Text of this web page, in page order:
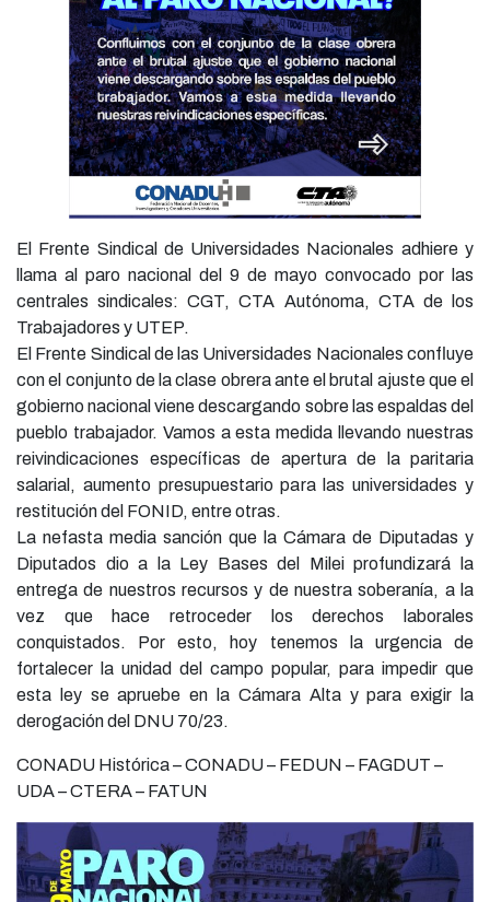
El Frente Sindical de Universidades Nacionales adhiere y
llama al paro nacional del 9 de mayo convocado por las
centrales sindicales: CGT, CTA Autónoma, CTA de los
Trabajadores y UTEP.
El Frente Sindical de las Universidades Nacionales confluye
con el conjunto de la clase obrera ante el brutal ajuste que el
gobierno nacional viene descargando sobre las espaldas del
pueblo trabajador. Vamos a esta medida llevando nuestras
reivindicaciones específicas de apertura de la paritaria
salarial, aumento presupuestario para las universidades y
restitución del FONID, entre otras.
La nefasta media sanción que la Cámara de Diputadas y
Diputados dio a la Ley Bases del Milei profundizará la
entrega de nuestros recursos y de nuestra soberanía, a la
vez que hace retroceder los derechos laborales
conquistados. Por esto, hoy tenemos la urgencia de
fortalecer la unidad del campo popular, para impedir que
esta ley se apruebe en la Cámara Alta y para exigir la
derogación del DNU 70/23.
CONADU Histórica – CONADU – FEDUN – FAGDUT –
UDA – CTERA – FATUN